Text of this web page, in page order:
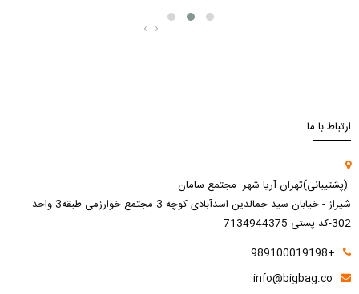
‹ ›
ارتباط با ما
(پشتیبانی)تهران-آریا شهر- مجتمع سامان
شیراز - خیابان سید جمالدین اسدآبادی کوچه 3 مجتمع خوارزمی طبقه3 واحد
302-کد پستی 7134944375
+989100019198
info@bigbag.co